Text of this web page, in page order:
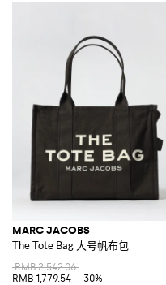
MARC JACOBS
The Tote Bag 大号帆布包
RMB 2,542.06
RMB 1,779.54
-30%